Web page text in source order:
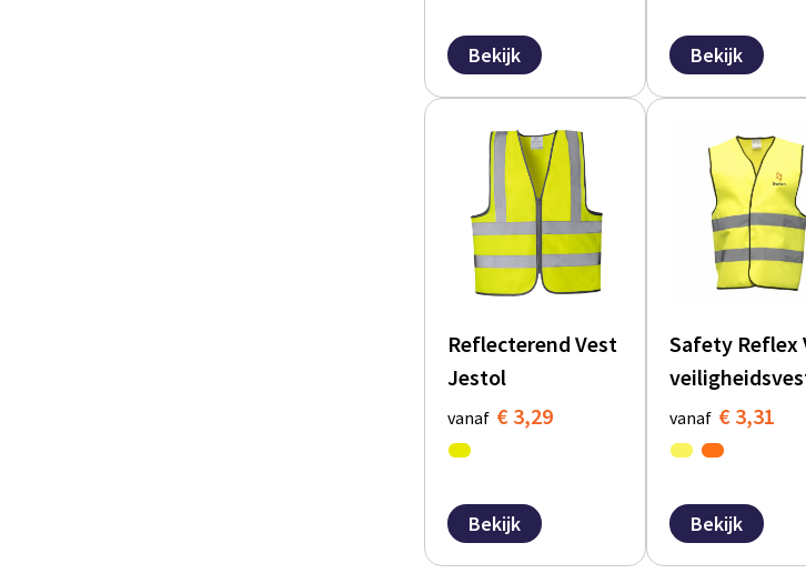
Bekijk Bekijk
Reflecterend Vest
Jestol
vanaf € 3,29
Bekijk
Safety Reflex
vanaf € 3,31
Bekijk